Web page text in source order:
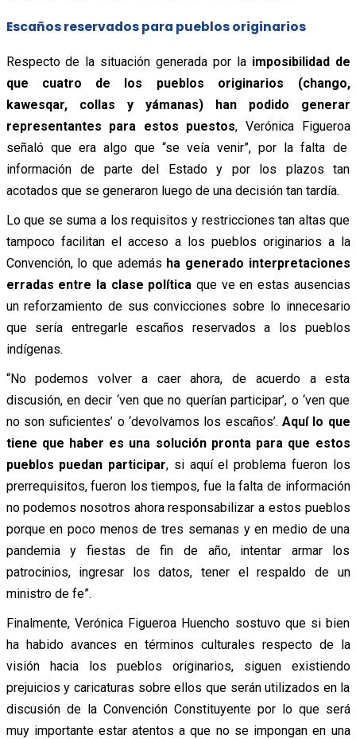
Escaños reservados para pueblos originarios
Respecto de la situación generada por la imposibilidad de
que cuatro de los pueblos originarios (chango,
kawesqar, collas y yámanas) han podido generar
representantes para estos puestos, Verónica Figueroa
señaló que era algo que “se veía venir”, por la falta de
información de parte del Estado y por los plazos tan
acotados que se generaron luego de una decisión tan tardía.
Lo que se suma a los requisitos y restricciones tan altas que
tampoco facilitan el acceso a los pueblos originarios a la
Convención, lo que además ha generado interpretaciones
erradas entre la clase política que ve en estas ausencias
un reforzamiento de sus convicciones sobre lo innecesario
que sería entregarle escaños reservados a los pueblos
indígenas.
“No podemos volver a caer ahora, de acuerdo a esta
discusión, en decir ‘ven que no querían participar’, o ‘ven que
no son suficientes’ o ‘devolvamos los escaños’. Aquí lo que
tiene que haber es una solución pronta para que estos
pueblos puedan participar, si aquí el problema fueron los
prerrequisitos, fueron los tiempos, fue la falta de información
no podemos nosotros ahora responsabilizar a estos pueblos
porque en poco menos de tres semanas y en medio de una
pandemia y fiestas de fin de año, intentar armar los
patrocinios, ingresar los datos, tener el respaldo de un
ministro de fe”.
Finalmente, Verónica Figueroa Huencho sostuvo que si bien
ha habido avances en términos culturales respecto de la
visión hacia los pueblos originarios, siguen existiendo
prejuicios y caricaturas sobre ellos que serán utilizados en la
discusión de la Convención Constituyente por lo que será
muy importante estar atentos a que no se impongan en una